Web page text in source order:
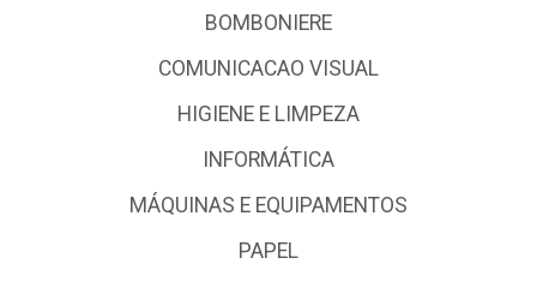
BOMBONIERE
COMUNICACAO VISUAL
HIGIENE E LIMPEZA
INFORMÁTICA
MÁQUINAS E EQUIPAMENTOS
PAPEL